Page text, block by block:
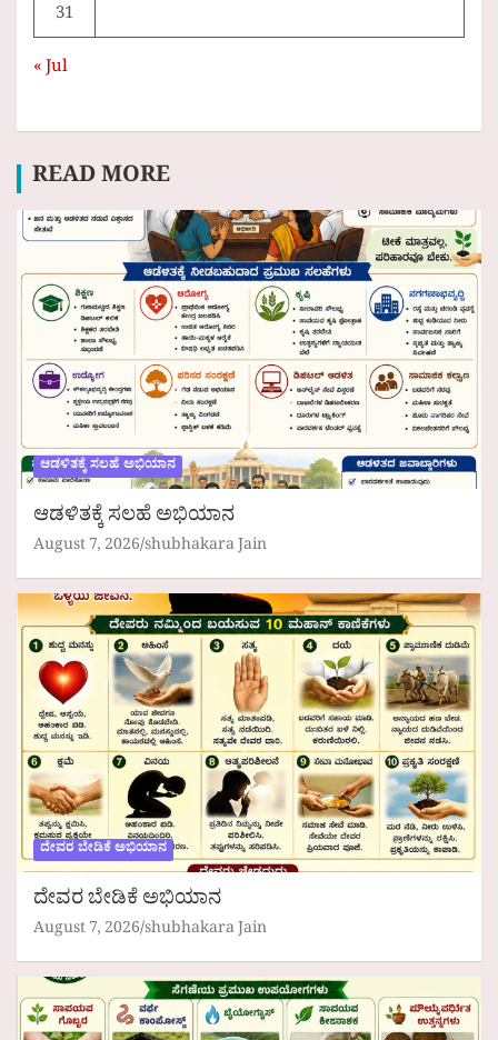
31
« Jul
READ MORE
ಆಡಳಿತಕ್ಕೆ ಸಲಹೆ ಅಭಿಯಾನ
ಆಡಳಿತಕ್ಕೆ ಸಲಹೆ ಅಭಿಯಾನ
August 7, 2026 shubhakara Jain
ದೇವರ ಬೇಡಿಕೆ ಅಭಿಯಾನ
ದೇವರ ಬೇಡಿಕೆ ಅಭಿಯಾನ
August 7, 2026 shubhakara Jain